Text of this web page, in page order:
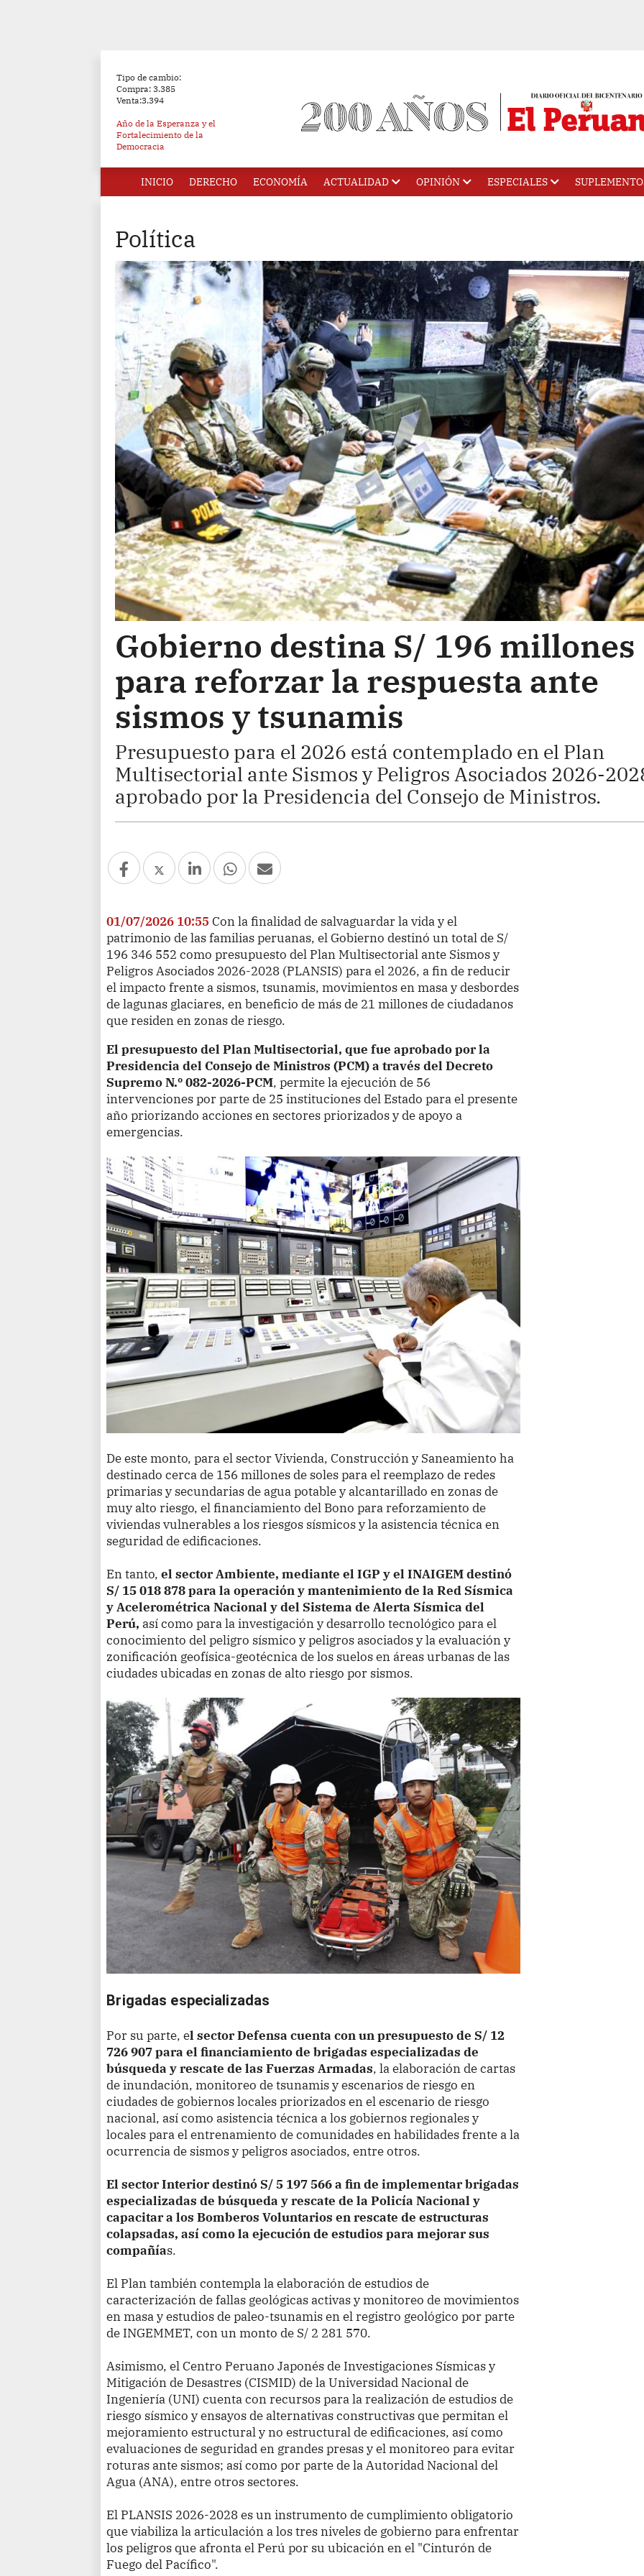
Tipo de cambio:
Compra: 3.385
Venta:3.394
Año de la Esperanza y el
Fortalecimiento de la
Democracia
INICIO DERECHO ECONOMÍA ACTUALIDAD OPINIÓN ESPECIALES
Política
Gobierno destina S/ 196 millones
para reforzar la respuesta ante
sismos y tsunamis
Presupuesto para el 2026 está contemplado en el Plan
Multisectorial ante Sismos y Peligros Asociados 2026-
aprobado por la Presidencia del Consejo de Ministros.
01/07/2026 10:55Con la finalidad de salvaguardar la vida y el
patrimonio de las familias peruanas, el Gobierno destinó un total de S/
196 346 552 como presupuesto del Plan Multisectorial ante Sismos y
Peligros Asociados 2026-2028 (PLANSIS) para el 2026, a fin de reducir
el impacto frente a sismos, tsunamis, movimientos en masa y desbordes
de lagunas glaciares, en beneficio de más de 21 millones de ciudadanos
que residen en zonas de riesgo.
El presupuesto del Plan Multisectorial, que fue aprobado por la
Presidencia del Consejo de Ministros (PCM) a través del Decreto
Supremo N.º 082-2026-PCM, permite la ejecución de 56
intervenciones por parte de 25 instituciones del Estado para el presente
año priorizando acciones en sectores priorizados y de apoyo a
emergencias.
De este monto, para el sector Vivienda, Construcción y Saneamiento ha
destinado cerca de 156 millones de soles para el reemplazo de redes
primarias y secundarias de agua potable y alcantarillado en zonas de
muy alto riesgo, el financiamiento del Bono para reforzamiento de
viviendas vulnerables a los riesgos sísmicos y la asistencia técnica en
seguridad de edificaciones.
En tanto,el sector Ambiente, mediante el IGP y el INAIGEM destinó
S/ 15 018 878 para la operación y mantenimiento de la Red Sísmica
y Acelerométrica Nacional y del Sistema de Alerta Sísmica del
Perú, así como para la investigación y desarrollo tecnológico para el
conocimiento del peligro sísmico y peligros asociados y la evaluación y
zonificación geofísica-geotécnica de los suelos en áreas urbanas de las
ciudades ubicadas en zonas de alto riesgo por sismos.
Brigadas especializadas
Por su parte, el sector Defensa cuenta con un presupuesto de S/ 12
726 907 para el financiamiento de brigadas especializadas de
búsqueda y rescate de las Fuerzas Armadas, la elaboración de cartas
de inundación, monitoreo de tsunamis y escenarios de riesgo en
ciudades de gobiernos locales priorizados en el escenario de riesgo
nacional, así como asistencia técnica a los gobiernos regionales y
locales para el entrenamiento de comunidades en habilidades frente a la
ocurrencia de sismos y peligros asociados, entre otros.
El sector Interior destinó S/ 5 197 566 a fin de implementar brigadas
especializadas de búsqueda y rescate de la Policía Nacional y
capacitar a los Bomberos Voluntarios en rescate de estructuras
colapsadas, así como la ejecución de estudios para mejorar sus
compañías.
El Plan también contempla la elaboración de estudios de
caracterización de fallas geológicas activas y monitoreo de movimientos
en masa y estudios de paleo-tsunamis en el registro geológico por parte
de INGEMMET, con un monto de S/ 2 281 570.
Asimismo, el Centro Peruano Japonés de Investigaciones Sísmicas y
Mitigación de Desastres (CISMID) de la Universidad Nacional de
Ingeniería (UNI) cuenta con recursos para la realización de estudios de
riesgo sísmico y ensayos de alternativas constructivas que permitan el
mejoramiento estructural y no estructural de edificaciones, así como
evaluaciones de seguridad en grandes presas y el monitoreo para evitar
roturas ante sismos; así como por parte de la Autoridad Nacional del
Agua (ANA), entre otros sectores.
El PLANSIS 2026-2028 es un instrumento de cumplimiento obligatorio
que viabiliza la articulación a los tres niveles de gobierno para enfrentar
los peligros que afronta el Perú por su ubicación en el "Cinturón de
Fuego del Pacífico".